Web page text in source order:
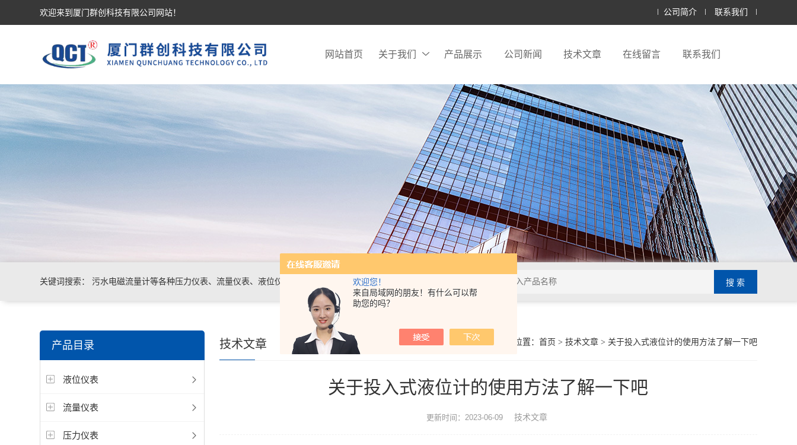
欢迎您！
来自局域网的朋友！有什么可以帮
助您的吗？
欢迎来到厦门群创科技有限公司网站！ 公司简介 联系我们
网站首页 关于我们 产品展示 公司新闻 技术文章 在线留言 联系我们
关键词搜索： 污水电磁流量计等各种压力仪表、流量仪表、液位仪表、温度仪表及水质分析仪表
产品目录
液位仪表
流量仪表
压力仪表
你的位置： 首页 > 技术文章> 关于投入式液位计的使用方法了解一下吧
技术文章
关于投入式液位计的使用方法了解一下吧
更新时间：2023-06-09 技术文章